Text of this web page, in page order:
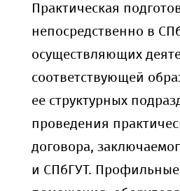
Практическая
непосредственно в
осуществляющих
соответствующей
ее структурных
проведения
договора,
и СПбГУТ.